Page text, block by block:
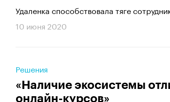
Удаленка способствовала тяге
10 июня 2020
Решения
«Наличие экосистемы
онлайн-курсов»